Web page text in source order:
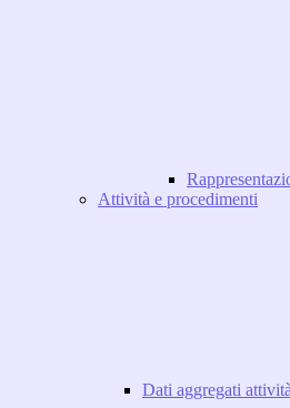
Attività e procedimenti
Dati aggregati